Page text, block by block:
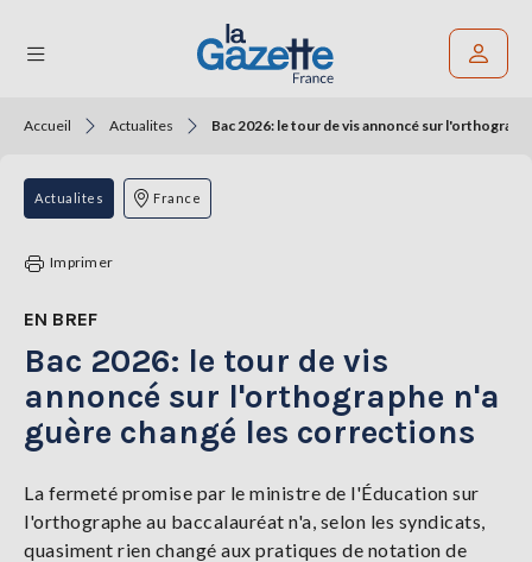
THÉMATIQUES
RÉGIONS
TENDANCES
SERVICES
LA
GAZETTE
Se
Accueil Actualites Bac 2026: le tour de vis annoncé sur
Actualites France
Imprimer
EN BREF
Bac 2026: le tour de vis
annoncé sur l'orthographe n'a
guère changé les corrections
La fermeté promise par le ministre de l'Éducation sur
l'orthographe au baccalauréat n'a, selon les syndicats,
quasiment rien changé aux pratiques de notation de